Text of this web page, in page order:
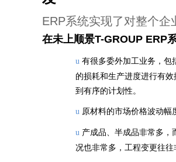
ERP系统实现了对整个
在未上顺景T-GROUP ERP
u 有很多委外加工业务，包
的损耗和生产进度进行有
到有序的计划性。
u 原材料的市场价格波动幅
u 产成品、半成品非常多，
况也非常多，工程变更往往